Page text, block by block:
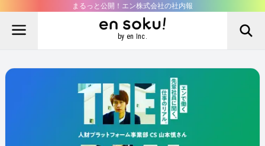
まるっと公開！エン株式会社の社内報
by en Inc.